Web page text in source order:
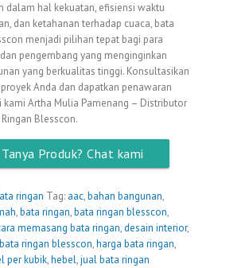
dalam hal kekuatan, efisiensi waktu
dan ketahanan terhadap cuaca, bata
menjadi pilihan tepat bagi para
pengembang yang menginginkan
yang berkualitas tinggi. Konsultasikan
Anda dan dapatkan penawaran
kami Artha Mulia Pamenang – Distributor
Blesscon.
Tanya Produk? Chat kami
ringan Tag: aac,bahan bangunan,
,bata ringan,bata ringan blesscon,
memasang bata ringan,desain interior,
ringan blesscon,harga bata ringan,
per kubik,hebel,jual bata ringan